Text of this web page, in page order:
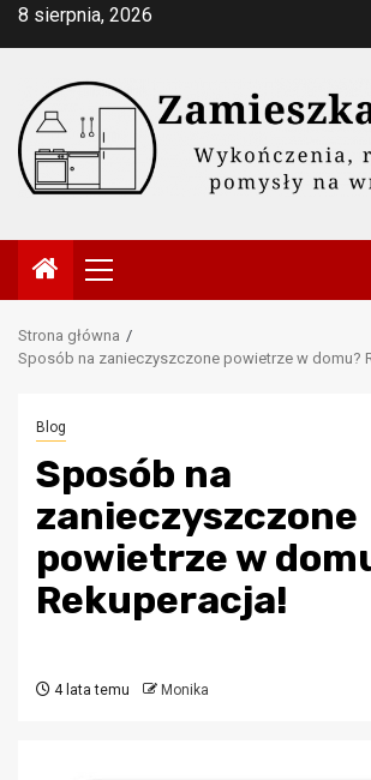
Przejdź
8 sierpnia, 2026
Menu
główne
Strona główna
Sposób na zanieczyszczone powietrze w domu?
Blog
Sposób na
zanieczyszczone
powietrze w
Rekuperacja!
4 lata temu Monika